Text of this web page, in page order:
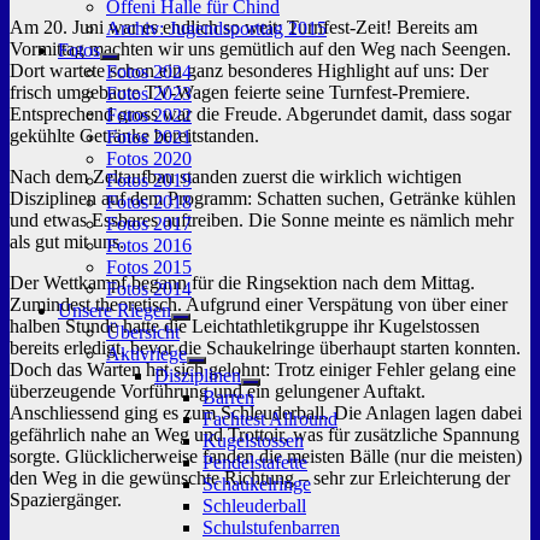
Offeni Halle für Chind
Archiv: Jugendsporttag 2015
Fotos
Untermenü
anzeigen
Fotos 2024
Fotos 2023
Fotos 2022
Fotos 2021
Fotos 2020
Fotos 2019
Fotos 2018
Fotos 2017
Fotos 2016
Fotos 2015
Fotos 2014
Unsere Riegen
Untermenü
anzeigen
Übersicht
Aktivriege
Untermenü
anzeigen
Disziplinen
Untermenü
anzeigen
Barren
Fachtest Allround
Kugelstossen
Pendelstafette
Schaukelringe
Schleuderball
Schulstufenbarren
Am 20. Juni war es endlich so weit: Turnfest-Zeit! Bereits am
Vormittag machten wir uns gemütlich auf den Weg nach Seengen.
Dort wartete schon ein ganz besonderes Highlight auf uns: Der
frisch umgebaute TV-Wagen feierte seine Turnfest-Premiere.
Entsprechend gross war die Freude. Abgerundet damit, dass sogar
gekühlte Getränke bereitstanden.
Nach dem Zeltaufbau standen zuerst die wirklich wichtigen
Disziplinen auf dem Programm: Schatten suchen, Getränke kühlen
und etwas Essbares auftreiben. Die Sonne meinte es nämlich mehr
als gut mit uns.
Der Wettkampf begann für die Ringsektion nach dem Mittag.
Zumindest theoretisch. Aufgrund einer Verspätung von über einer
halben Stunde hatte die Leichtathletikgruppe ihr Kugelstossen
bereits erledigt, bevor die Schaukelringe überhaupt starten konnten.
Doch das Warten hat sich gelohnt: Trotz einiger Fehler gelang eine
überzeugende Vorführung und ein gelungener Auftakt.
Anschliessend ging es zum Schleuderball. Die Anlagen lagen dabei
gefährlich nahe an Weg und Trottoir, was für zusätzliche Spannung
sorgte. Glücklicherweise fanden die meisten Bälle (nur die meisten)
den Weg in die gewünschte Richtung – sehr zur Erleichterung der
Spaziergänger.